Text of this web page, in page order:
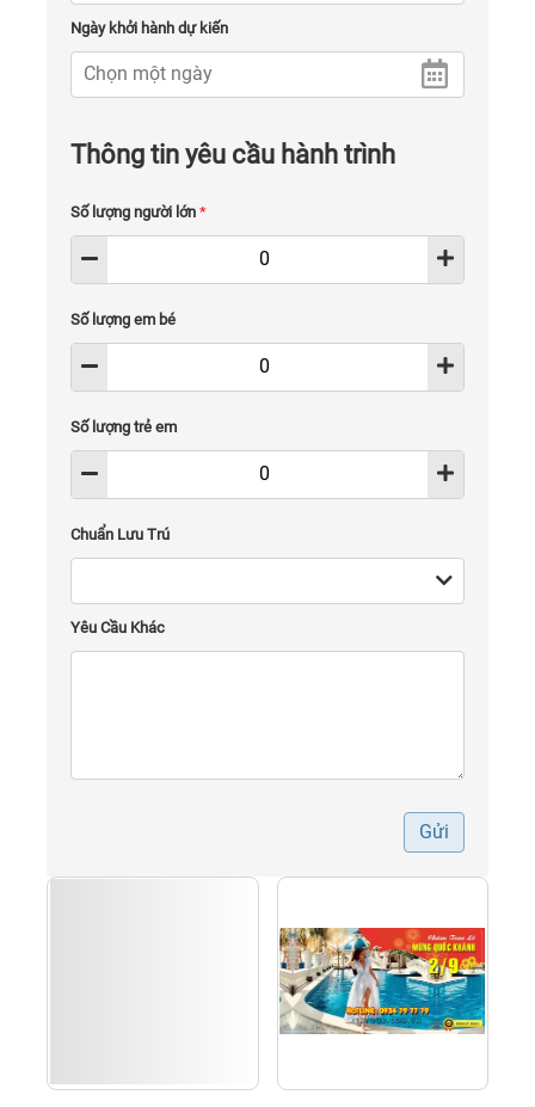
Ngày khởi hành dự kiến
Thông tin yêu cầu hành trình
Số lượng người lớn *
Số lượng em bé
Số lượng trẻ em
Chuẩn Lưu Trú
Yêu Cầu Khác
Gửi